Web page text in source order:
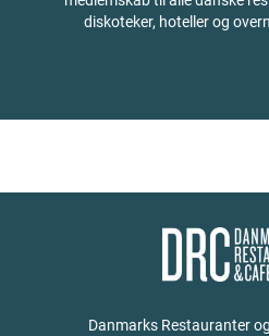
diskoteker, hoteller og
Danmarks Restauranter